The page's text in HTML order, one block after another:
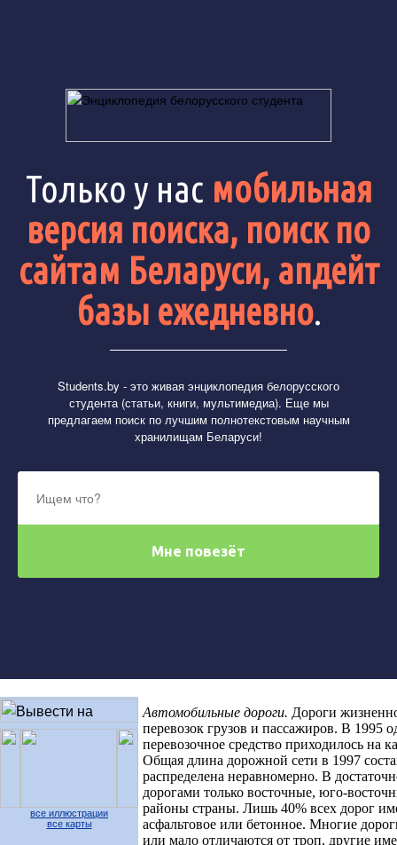
Только у нас мобильная
версия поиска, поиск по
сайтам Беларуси, апдейт
базы ежедневно.
Students.by - это живая энциклопедия белорусского
студента (статьи, книги, мультимедиа). Еще мы
предлагаем поиск по лучшим полнотекстовым научным
хранилищам Беларуси!
все иллюстрации
все карты
Автомобильные дороги. Дороги
перевозок грузов и пассажиров. В 1995
перевозочное средство приходилось на
Общая длина дорожной сети в 1997
распределена неравномерно. В
дорогами только восточные, юго-
районы страны. Лишь 40% всех дорог
асфальтовое или бетонное. Многие
или мало отличаются от троп, другие